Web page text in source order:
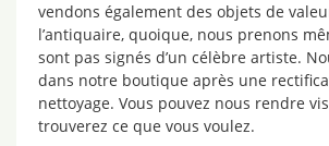
vendons également des objets de
l’antiquaire, quoique, nous prenons
sont pas signés d’un célèbre artiste.
dans notre boutique après une
nettoyage. Vous pouvez nous rendre
trouverez ce que vous voulez.